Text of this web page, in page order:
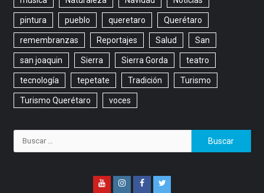
pintura pueblo queretaro Querétaro
remembranzas Reportajes Salud San
san joaquin Sierra Sierra Gorda teatro
tecnología tepetate Tradición Turismo
Turismo Querétaro voces